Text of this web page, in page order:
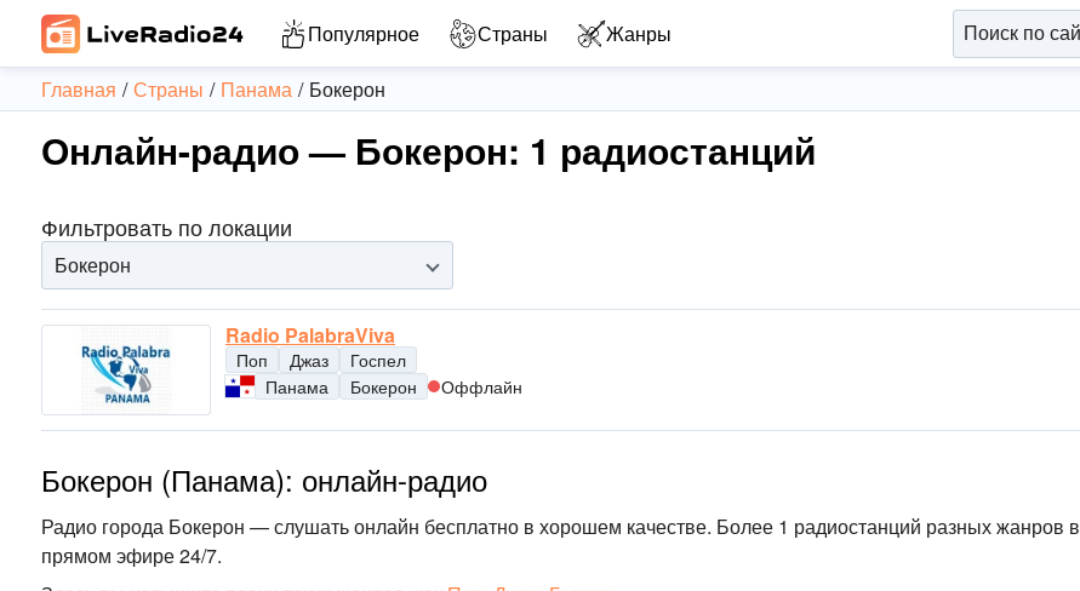
Популярное Страны Жанры
Главная Страны Панама Бокерон
Онлайн-радио — Бокерон: 1 радиостанций
Фильтровать по локации
Бокерон
Radio PalabraViva
Поп Джаз
Госпел
Панама
Бокерон Оффлайн
Бокерон (Панама): онлайн-радио
Радио города Бокерон — слушать онлайн бесплатно в хорошем качестве. Более 1 радиостанций разных жанров в
прямом эфире 24/7.